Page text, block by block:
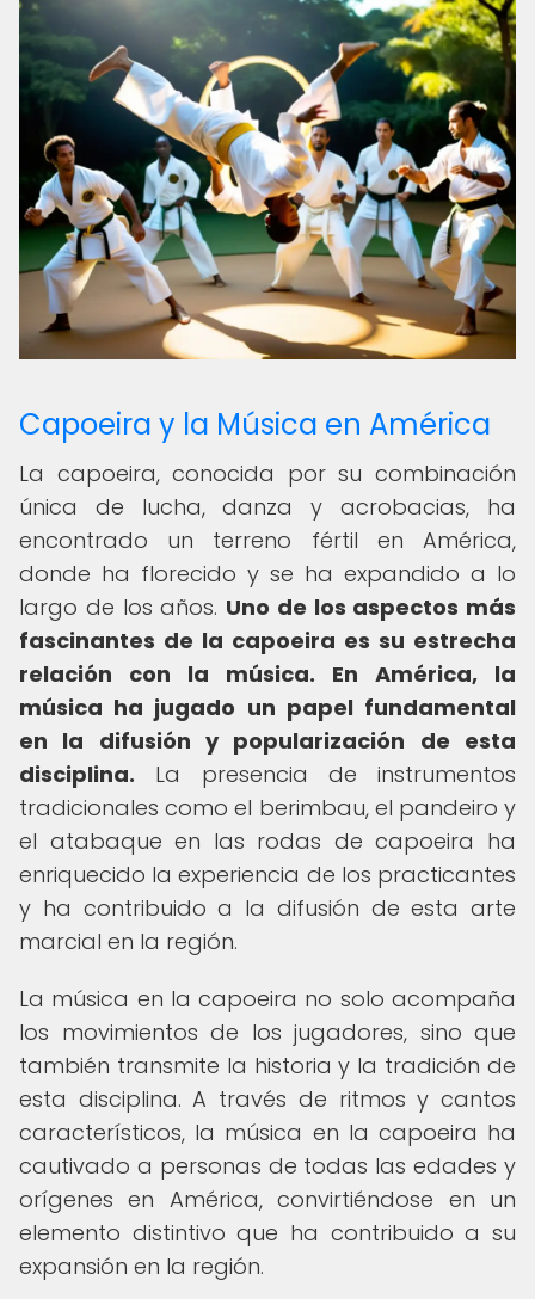
Capoeira y la Música en América
La capoeira, conocida por su combinación
única de lucha, danza y acrobacias, ha
encontrado un terreno fértil en América,
donde ha florecido y se ha expandido a lo
largo de los años. Uno de los aspectos más
fascinantes de la capoeira es su estrecha
relación con la música.
En América, la
música ha jugado un papel fundamental
en la difusión y popularización de esta
disciplina. La presencia de instrumentos
tradicionales como el berimbau, el pandeiro y
el atabaque en las rodas de capoeira ha
enriquecido la experiencia de los practicantes
y ha contribuido a la difusión de esta arte
marcial en la región.
La música en la capoeira no solo acompaña
los movimientos de los jugadores, sino que
también transmite la historia y la tradición de
esta disciplina. A través de ritmos y cantos
característicos, la música en la capoeira ha
cautivado a personas de todas las edades y
orígenes en América, convirtiéndose en un
elemento distintivo que ha contribuido a su
expansión en la región.